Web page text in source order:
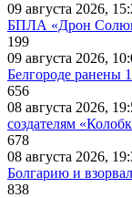
09 августа 2026,
БПЛА «Дрон
199
09 августа 2026,
Белгороде ранены
656
08 августа 2026,
создателям
678
08 августа 2026,
Болгарию и
838